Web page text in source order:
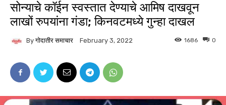
सोन्याचे कॉईन स्वस्तात देण्याचे आमिष दाखवून
लाखों रुपयांना गंडा; किनवटमध्ये गुन्हा दाखल
By गोदातीर समाचार February 3, 2022 0
1686